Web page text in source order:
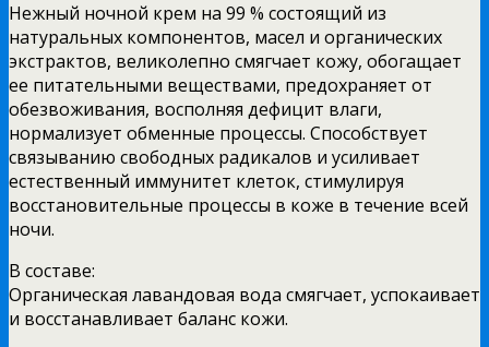
Нежный ночной крем на 99 % состоящий из
натуральных компонентов, масел и органических
экстрактов, великолепно смягчает кожу, обогащает
ее питательными веществами, предохраняет от
обезвоживания, восполняя дефицит влаги,
нормализует обменные процессы. Способствует
связыванию свободных радикалов и усиливает
естественный иммунитет клеток, стимулируя
восстановительные процессы в коже в течение всей
ночи.
В составе:
Органическая лавандовая вода смягчает, успокаивает
и восстанавливает баланс кожи.